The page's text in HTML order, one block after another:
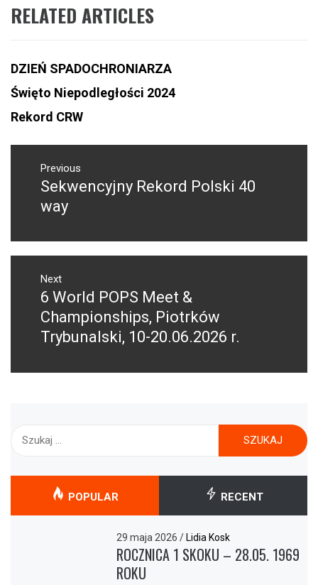
RELATED ARTICLES
DZIEŃ SPADOCHRONIARZA
Święto Niepodległości 2024
Rekord CRW
NAWIGACJA
WPISUPrevious
Previous
post:
Sekwencyjny Rekord Polski 40
way
Next
Next
post:
6 World POPS Meet &
Championships, Piotrków
Trybunalski, 10-20.06.2026 r.
POPULAR RECENT
29 maja 2026/ Lidia Kosk
ROCZNICA 1 SKOKU – 28.05. 1969
ROKU